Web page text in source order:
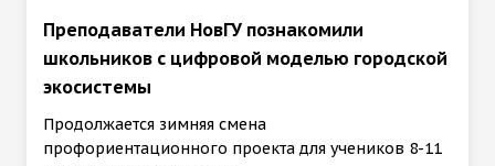
Преподаватели НовГУ познакомили
школьников с цифровой моделью городской
экосистемы
Продолжается зимняя смена
профориентационного проекта для учеников 8-11